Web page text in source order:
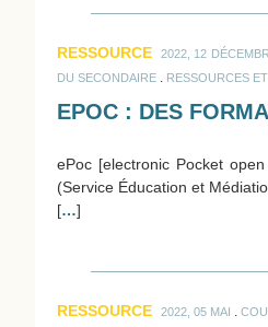
RESSOURCE 2022, 12
DU SECONDAIRE
RESSOURCES
EPOC : DES
ePoc [electronic Pocket
(Service Éducation et
[…]
RESSOURCE 2022, 05 MAI